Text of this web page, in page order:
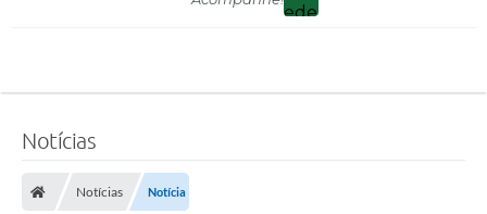
Notícias
Notícias Notícia